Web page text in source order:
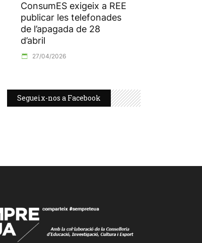
ConsumES exigeix a REE
publicar les telefonades
de l’apagada de 28
d’abril
27/04/2026
Segueix-nos a Facebook